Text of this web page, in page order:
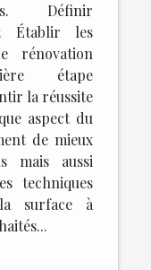
Définir
Établir les
rénovation
étape
la réussite
aspect du
de mieux
mais aussi
techniques
surface à